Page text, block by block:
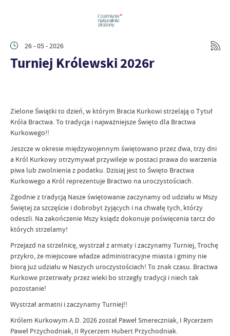
26 - 05 - 2026
Turniej Królewski 2026r
Zielone Świątki to dzień, w którym Bracia Kurkowi strzelają o Tytuł
Króla Bractwa. To tradycja i najważniejsze Święto dla Bractwa
Kurkowego!!
Jeszcze w okresie międzywojennym świętowano przez dwa, trzy dni
a Król Kurkowy otrzymywał przywileje w postaci prawa do warzenia
piwa lub zwolnienia z podatku. Dzisiaj jest to Święto Bractwa
Kurkowego a Król reprezentuje Bractwo na uroczystościach.
Zgodnie z tradycją Nasze świętowanie zaczynamy od udziału w Mszy
Świętej za szczęście i dobrobyt żyjących i na chwałę tych, którzy
odeszli. Na zakończenie Mszy ksiądz dokonuje poświęcenia tarcz do
których strzelamy!
Przejazd na strzelnicę, wystrzał z armaty i zaczynamy Turniej, Trochę
przykro, że miejscowe władze administracyjne miasta i gminy nie
biorą już udziału w Naszych uroczystościach! To znak czasu. Bractwa
Kurkowe przetrwały przez wieki bo strzegły tradycji i niech tak
pozostanie!
Wystrzał armatni i zaczynamy Turniej!!
Królem Kurkowym A.D. 2026 został Paweł Smereczniak, I Rycerzem
Paweł Przychodniak, II Rycerzem Hubert Przychodniak.